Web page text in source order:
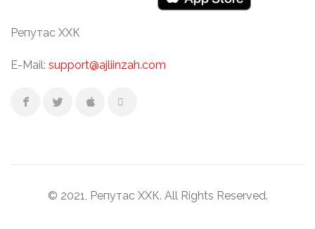
Репутас ХХК
E-Mail: support@ajliinzah.com
© 2021, Репутас ХХК. All Rights Reserved.